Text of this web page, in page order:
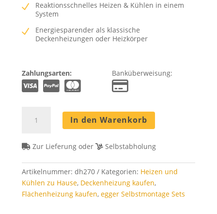
Reaktionsschnelles Heizen & Kühlen in einem
System
Energiesparender als klassische
Deckenheizungen oder Heizkörper
Zahlungsarten: Banküberweisung:
Deckenheizung
m²
Rohrabstand
8
cm
In den Warenkorb
Zur Lieferung oder Selbstabholung
Artikelnummer: dh270 Kategorien: Heizen und
Kühlen zu Hause, Deckenheizung kaufen,
Flächenheizung kaufen, egger Selbstmontage Sets